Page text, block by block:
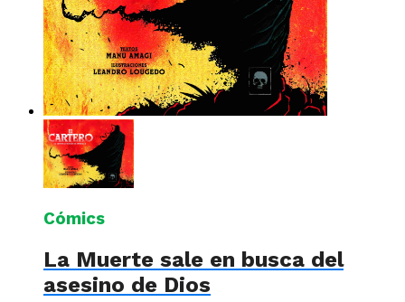
Cómics
La Muerte sale en busca del
asesino de Dios